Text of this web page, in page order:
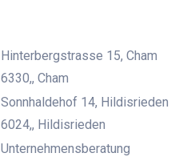
Hinterbergstrasse 15, Cham
6330,, Cham
Sonnhaldehof 14, Hildisrieden
6024,, Hildisrieden
Unternehmensberatung